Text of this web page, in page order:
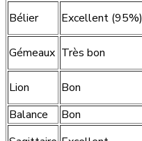
Bélier Excellent (95%)
Gémeaux Très bon
Lion
Bon
Balance
Bon